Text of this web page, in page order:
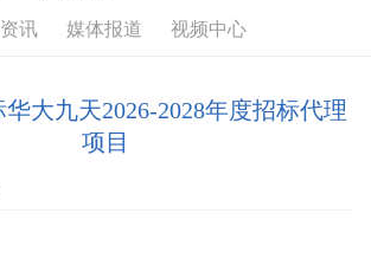
讯 媒体报道 视频中心
大九天2026-2028年度招标代理
项目